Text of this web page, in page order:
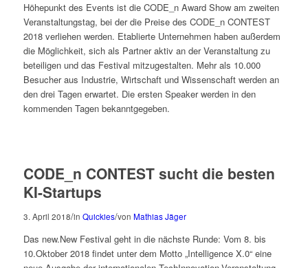
Höhepunkt des Events ist die CODE_n Award Show am zweiten
Veranstaltungstag, bei der die Preise des CODE_n CONTEST
2018 verliehen werden. Etablierte Unternehmen haben außerdem
die Möglichkeit, sich als Partner aktiv an der Veranstaltung zu
beteiligen und das Festival mitzugestalten. Mehr als 10.000
Besucher aus Industrie, Wirtschaft und Wissenschaft werden an
den drei Tagen erwartet. Die ersten Speaker werden in den
kommenden Tagen bekanntgegeben.
CODE_n CONTEST sucht die besten
KI-Startups
3. April 2018/in Quickies/von Mathias Jäger
Das new.New Festival geht in die nächste Runde: Vom 8. bis
10.Oktober 2018 findet unter dem Motto „Intelligence X.0“ eine